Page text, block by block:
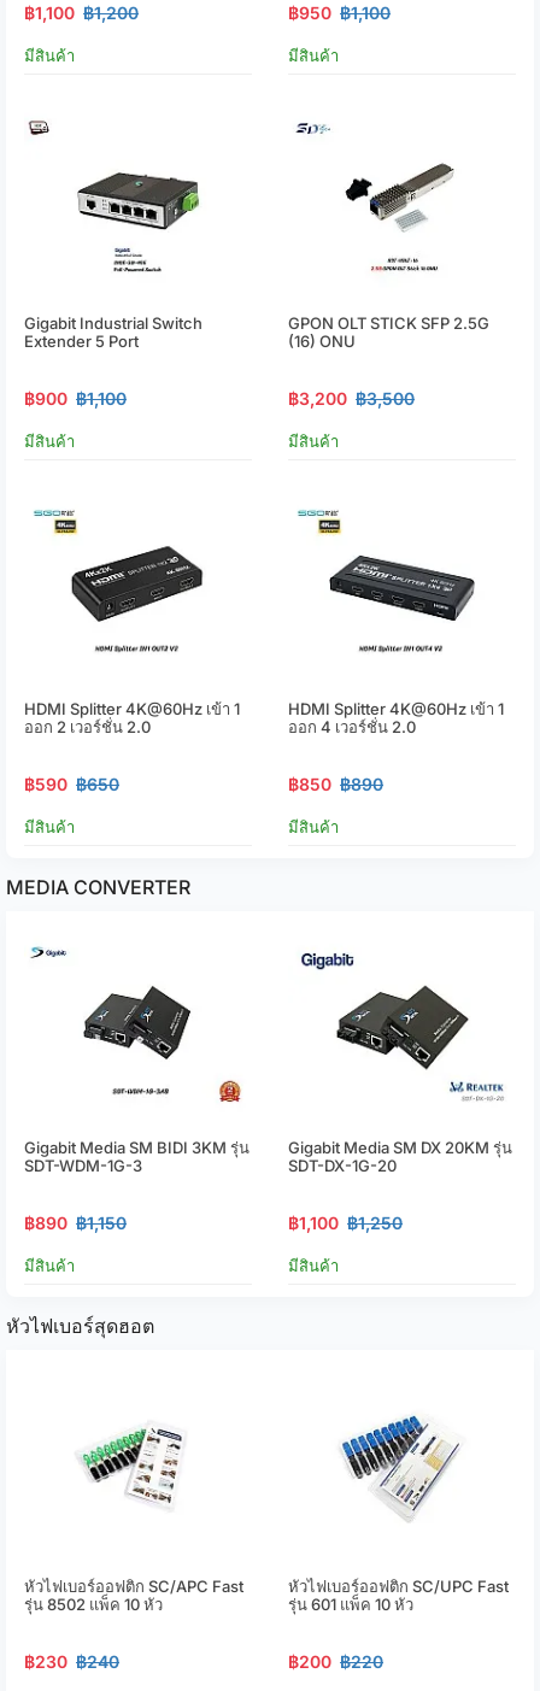
฿1,100 ฿1,200
มีสินค้า
฿950 ฿1,100
มีสินค้า
Gigabit Industrial Switch
Extender 5 Port
฿900 ฿1,100
มีสินค้า
GPON OLT STICK SFP 2.5G
(16) ONU
฿3,200 ฿3,500
มีสินค้า
HDMI Splitter 4K@60Hz เข้า 1
ออก 2 เวอร์ชั่น 2.0
฿590 ฿650
มีสินค้า
HDMI Splitter 4K@60Hz เข้า 1
ออก 4 เวอร์ชั่น 2.0
฿850 ฿890
มีสินค้า
MEDIA CONVERTER
Gigabit Media SM BIDI 3KM รุ่น
SDT-WDM-1G-3
฿890 ฿1,150
มีสินค้า
Gigabit Media SM DX 20KM รุ่น
SDT-DX-1G-20
฿1,100 ฿1,250
มีสินค้า
หัวไฟเบอร์สุดฮอต
หัวไฟเบอร์ออฟติก SC/APC Fast
รุ่น 8502 แพ็ค 10 หัว
฿230 ฿240
หัวไฟเบอร์ออฟติก SC/UPC Fast
รุ่น 601 แพ็ค 10 หัว
฿200 ฿220